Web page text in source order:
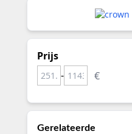
Prijs
-
Gerelateerde